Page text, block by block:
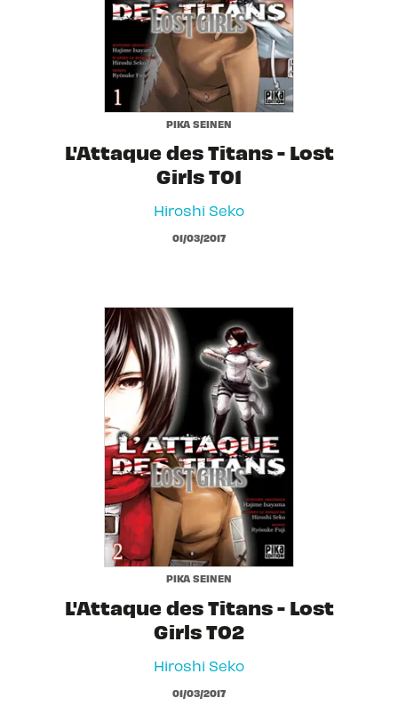
PIKA SEINEN
L'Attaque des Titans - Lost
Girls T01
Hiroshi Seko
01/03/2017
PIKA SEINEN
L'Attaque des Titans - Lost
Girls T02
Hiroshi Seko
01/03/2017